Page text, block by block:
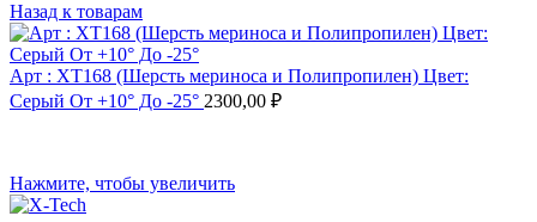
Назад к товарам
Арт : XT168 (Шерсть мериноса и Полипропилен) Цвет:
Серый От +10° До -25° 2300,00 ₽
Нажмите, чтобы увеличить